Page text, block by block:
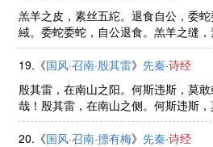
羔羊之皮，素丝五紽。退食自公，委
緎。委蛇委蛇，自公退食。羔羊之缝
自公。
19.《国风·召南·殷其雷》先秦·诗经
殷其雷，在南山之阳。何斯违斯，莫
哉！殷其雷，在南山之侧。何斯违斯
归哉！殷其雷，在南山之下。何斯违
哉归哉！
20.《国风·召南·摽有梅》先秦·诗经